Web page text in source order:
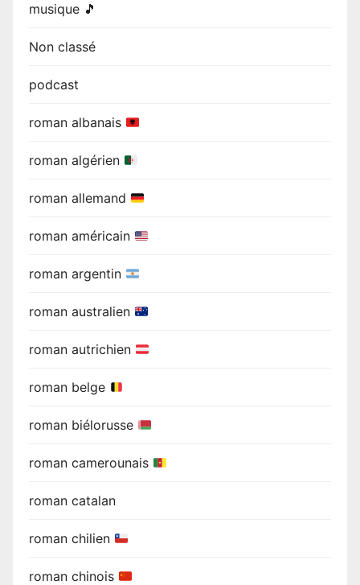
musique 🎵
Non classé
podcast
roman albanais
roman algérien
roman allemand
roman américain
roman argentin
roman australien
roman autrichien
roman belge
roman biélorusse
roman camerounais
roman catalan
roman chilien
roman chinois